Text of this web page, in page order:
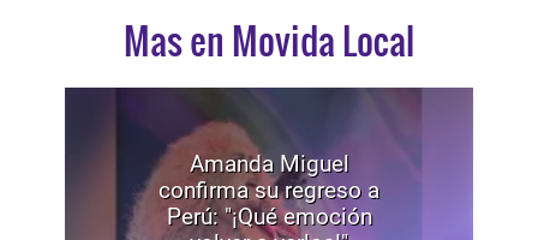
Mas en Movida Local
Amanda Miguel
confirma su regreso a
Perú: "¡Qué emoción